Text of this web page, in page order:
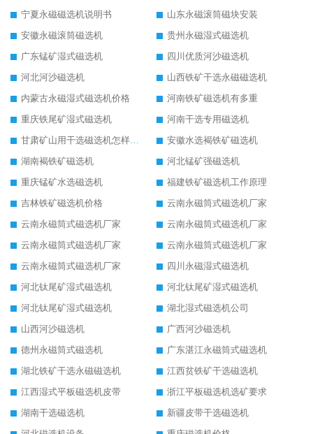
宁夏永磁磁选机说明书
山东永磁滚筒磁块安装
安徽永磁滚筒磁选机
贵州永磁湿式磁选机
广东锰矿湿式磁选机
四川优质河沙磁选机
河北河沙磁选机
山西铁矿干选永磁磁选机
内蒙古永磁湿式磁选机价格
河南铁矿磁选机有多重
重庆铁尾矿湿式磁选机
河南干选专用磁选机
甘肃矿山用干选磁选机怎样调磁
安徽水选褐铁矿磁选机
湖南褐铁矿磁选机
河北锰矿强磁选机
重庆锰矿水选磁选机
福建铁矿磁选机工作原理
吉林铁矿磁选机价格
云南永磁筒式磁选机厂家
云南永磁筒式磁选机厂家
云南永磁筒式磁选机厂家
云南永磁筒式磁选机厂家
云南永磁筒式磁选机厂家
云南永磁筒式磁选机厂家
四川永磁湿式磁选机
河北钛尾矿湿式磁选机
河北钛尾矿湿式磁选机
河北钛尾矿湿式磁选机
湖北湿式磁选机公司
山西河沙磁选机
广西河沙磁选机
德州永磁筒式磁选机
广东湛江永磁筒式磁选机
湖北铁矿干选永磁磁选机
江西贫铁矿干选磁选机
江西湿式平板磁选机皮带
浙江平板磁选机选矿要求
湖南干选磁选机
新疆皮带干选磁选机